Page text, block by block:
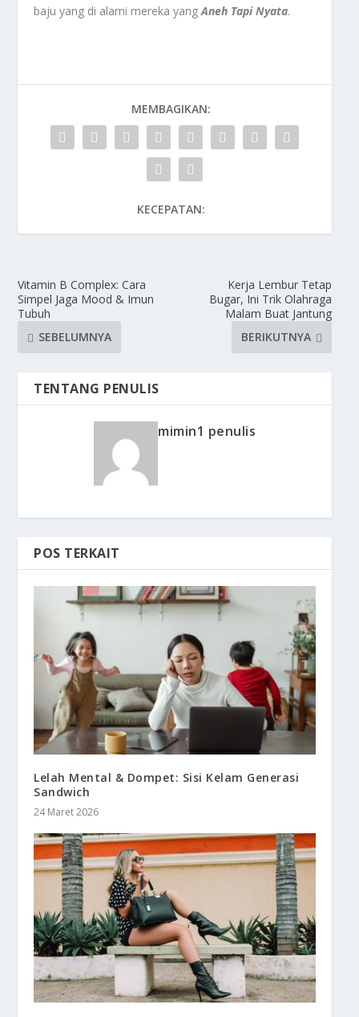
baju yang di alami mereka yangAneh Tapi Nyata.
MEMBAGIKAN:
KECEPATAN:
Vitamin B Complex: Cara
Simpel Jaga Mood & Imun
Tubuh
SEBELUMNYA
Kerja Lembur Tetap
Bugar, Ini Trik Olahraga
Malam Buat Jantung
BERIKUTNYA
TENTANG PENULIS
mimin1 penulis
POS TERKAIT
Lelah Mental & Dompet: Sisi Kelam Generasi
Sandwich
24 Maret 2026